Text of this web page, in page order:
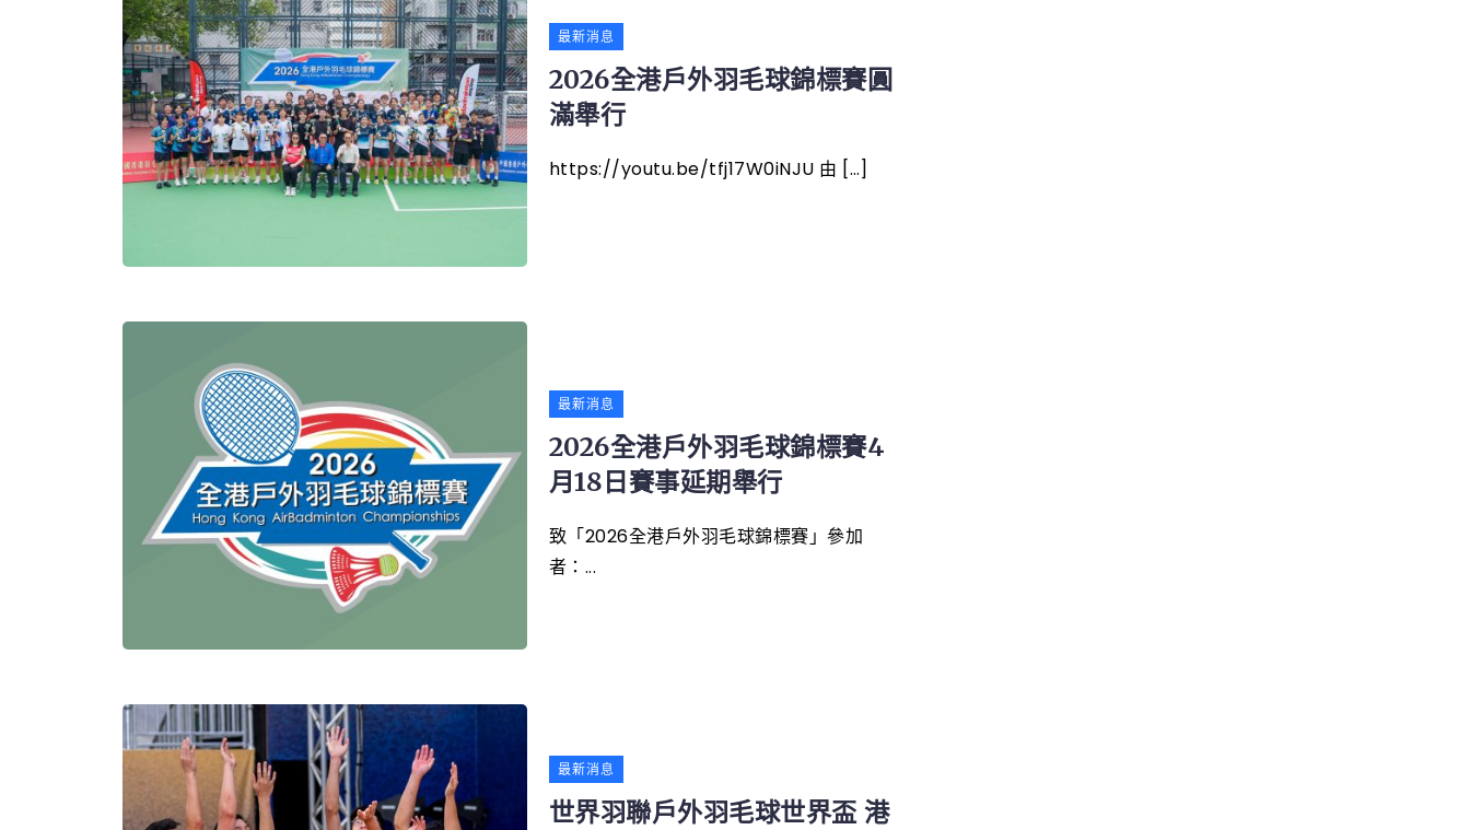
最新消息
2026全港戶外羽毛球錦標賽圓
滿舉行
https://youtu.be/tfj17W0iNJU 由 […]
最新消息
2026全港戶外羽毛球錦標賽4
月18日賽事延期舉行
致「2026全港戶外羽毛球錦標賽」參加
者：...
最新消息
世界羽聯戶外羽毛球世界盃 港